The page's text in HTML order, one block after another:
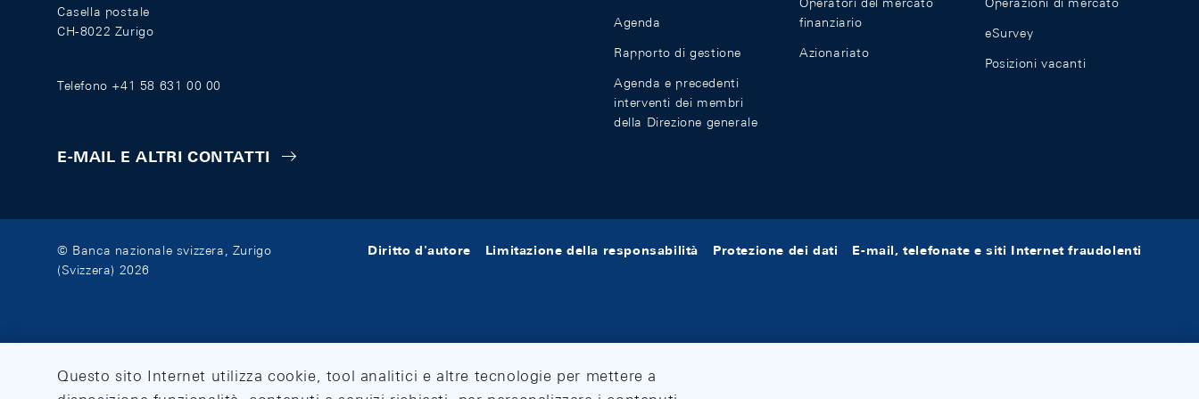
Casella postale
CH-8022 Zurigo
Telefono +41 58 631 00 00
E-MAIL E ALTRI CONTATTI
Agenda
Rapporto di gestione
Agenda e precedenti
interventi dei membri
della Direzione generale
finanziario
Azionariato
eSurvey
Posizioni vacanti
© Banca nazionale svizzera, Zurigo
(Svizzera) 2026
Diritto d'autore Limitazione della responsabilità Protezione dei dati E-mail, telefonate e siti Internet fraudolenti
Questo sito Internet utilizza cookie, tool analitici e altre tecnologie per mettere a